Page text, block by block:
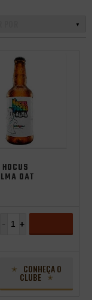
OAT
+
-
CONHEÇA O
CLUBE